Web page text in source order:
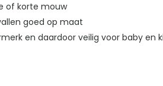
of korte mouw
goed op maat
en daardoor veilig voor baby en